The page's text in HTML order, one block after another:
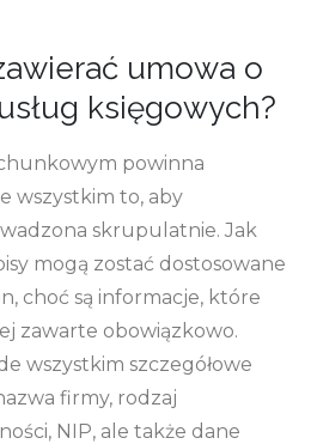
umowa o
księgowych?
powinna
wszystkim to, aby
skrupulatnie. Jak
mogą zostać dostosowane
choć są informacje, które
zawarte obowiązkowo.
wszystkim szczegółowe
firmy, rodzaj
NIP, ale także dane